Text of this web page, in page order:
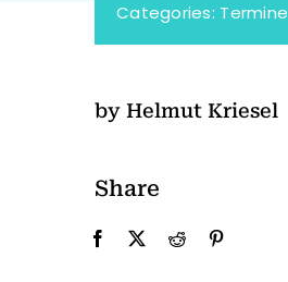
Categories: Termine
by Helmut Kriesel
Share